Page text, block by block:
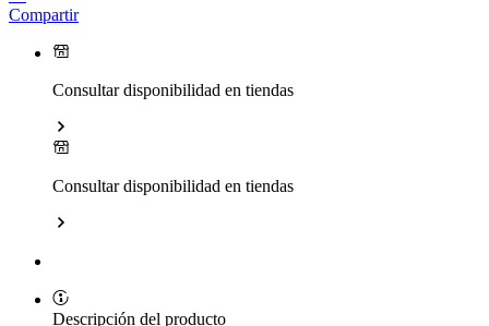
Compartir
Consultar disponibilidad en tiendas
Consultar disponibilidad en tiendas
Descripción del producto